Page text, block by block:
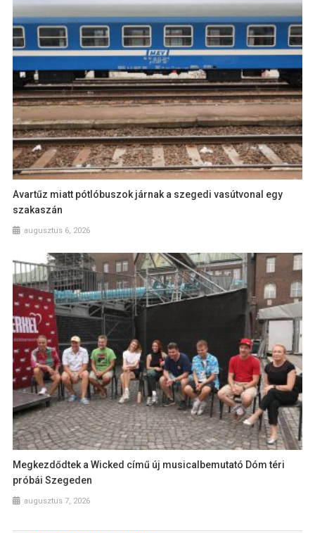
Avartűz miatt pótlóbuszok járnak a szegedi vasútvonal egy
szakaszán
augusztus 6, 2026
Megkezdődtek a Wicked című új musicalbemutató Dóm téri
próbái Szegeden
augusztus 7, 2026